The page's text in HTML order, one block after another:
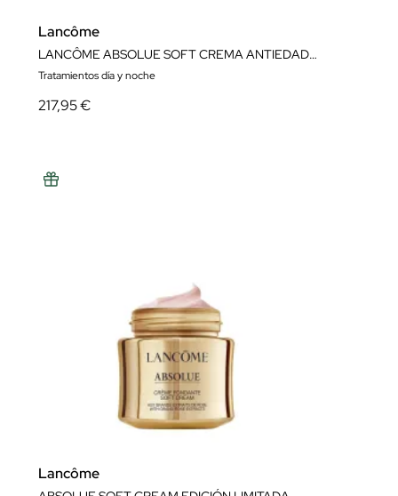
Lancôme
LANCÔME ABSOLUE SOFT CREMA ANTIEDAD REGENERADORA LIGERA CREMA 60 ML
Tratamientos día y noche
217,95 €
Lancôme